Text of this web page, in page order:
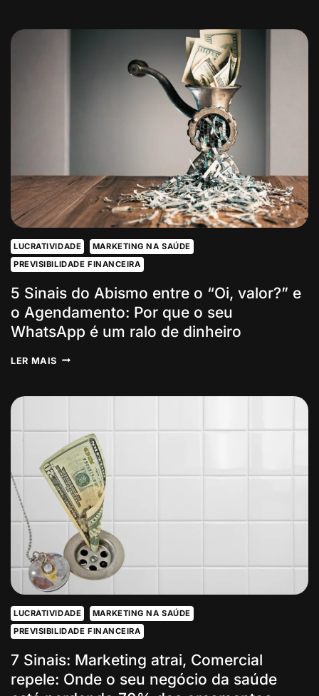
CAPTAÇÃO
AUTORIDADE
LUCRATIVIDADE
MARKETING NA SAÚDE
PREVISIBILIDADE FINANCEIRA
5 Sinais do Abismo entre o “Oi, valor?” e
o Agendamento: Por que o seu
WhatsApp é um ralo de dinheiro
LER MAIS 5
ABISMO
“OI,
VALOR?”
E
O
AGENDAMENTO:
POR
QUE
SEU
WHATSAPP
É
UM
RALO
DE
LUCRATIVIDADE
MARKETING NA SAÚDE
PREVISIBILIDADE FINANCEIRA
7 Sinais: Marketing atrai, Comercial
repele: Onde o seu negócio da saúde